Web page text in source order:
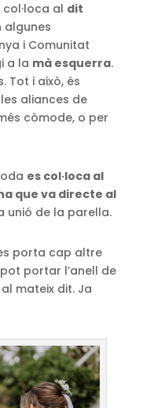
al dit
algunes
i Comunitat
a la mà esquerra.
Tot i això, és
aliances de
còmode, o per
es col·loca al
que va directe al
unió de la parella.
porta cap altre
portar l’anell de
mateix dit. Ja